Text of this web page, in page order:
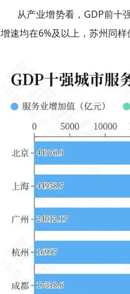
从产业增势看，GDP前十
增速均在6%及以上，苏州同样